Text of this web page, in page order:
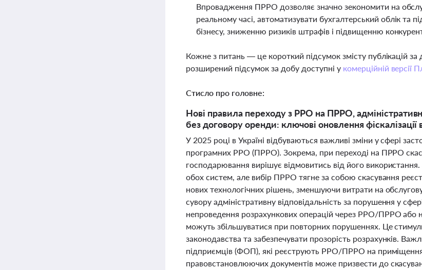
Впровадження ПРРО дозволяє значно зекономити на
реальному часі, автоматизувати бухгалтерський облік та
бізнесу, зниженню ризиків штрафів і підвищенню
Кожне з питань — це короткий підсумок змісту публікацій
розширений підсумок за добу доступні у комерційній версії
Стисло про головне:
Нові правила переходу з РРО на ПРРО,
без договору оренди: ключові оновлення фіскалізації
У 2025 році в Україні відбуваються важливі зміни у сфері
програмних РРО (ПРРО). Зокрема, при переході на ПРРО
господарювання вирішує відмовитись від його
обох систем, але вибір ПРРО тягне за собою скасування
нових технологічних рішень, зменшуючи витрати на
сувору адміністративну відповідальність за порушення у
непроведення розрахункових операцій через РРО/ПРРО або
можуть збільшуватися при повторних порушеннях. Це
законодавства та забезпечувати прозорість розрахунків.
підприємців (ФОП), які реєструють РРО/ПРРО на
правовстановлюючих документів може призвести до